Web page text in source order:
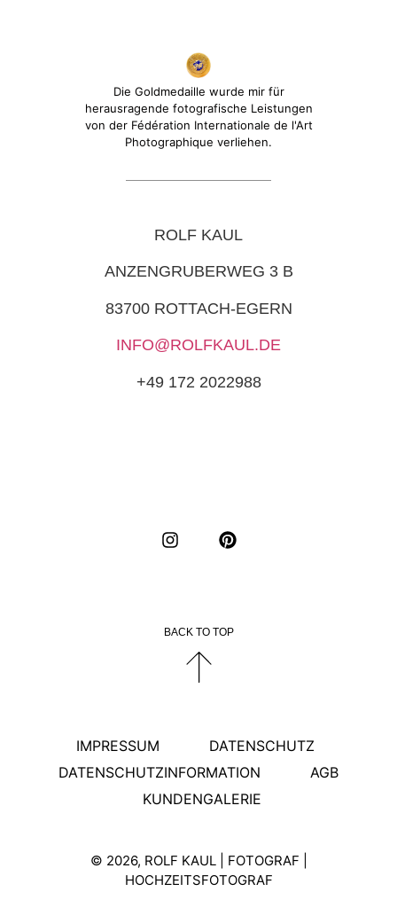
Die Goldmedaille wurde mir für
herausragende fotografische Leistungen
von der Fédération Internationale de l'Art
Photographique verliehen.
ROLF KAUL
ANZENGRUBERWEG 3 B
83700 ROTTACH-EGERN
INFO@ROLFKAUL.DE
+49 172 2022988
BACK TO TOP
IMPRESSUM
DATENSCHUTZ
DATENSCHUTZINFORMATION
AGB
KUNDENGALERIE
© 2026, ROLF KAUL | FOTOGRAF |
HOCHZEITSFOTOGRAF